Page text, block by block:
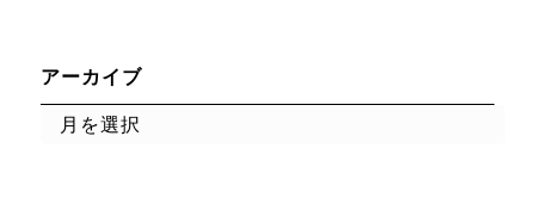
アーカイブ